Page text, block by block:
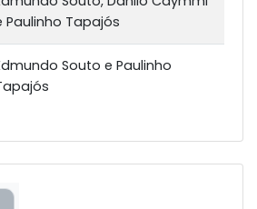
Paulinho Tapajós
Souto e Paulinho